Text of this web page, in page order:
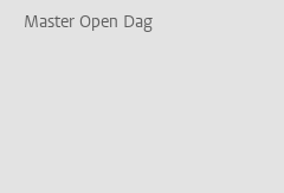
Master Open Dag